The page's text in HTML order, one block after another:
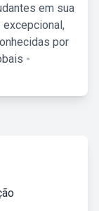
em sua
excepcional,
por
-